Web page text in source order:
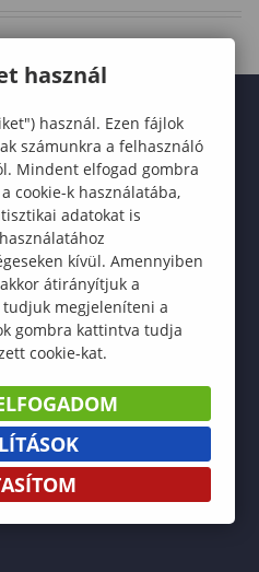
használ
használ. Ezen fájlok
számunkra a felhasználó
Mindent elfogad gombra
cookie-k használatába,
adatokat is
kívül. Amennyiben
átirányítjuk a
megjeleníteni a
gombra kattintva tudja
cookie-kat.